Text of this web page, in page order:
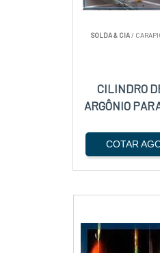
SOLDA & CIA/
CILINDRO
ARGÔNIO
COTAR